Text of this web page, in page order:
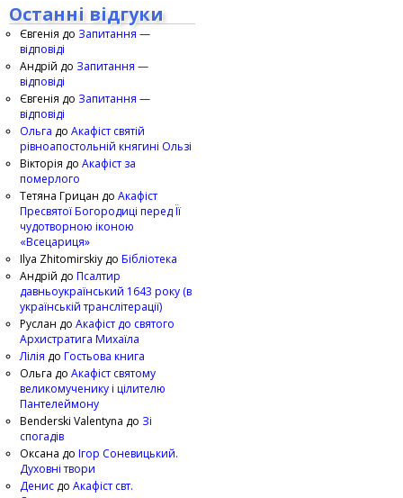
Останні відгуки
Євгенія до Запитання —
відповіді
Андрій до Запитання —
відповіді
Євгенія до Запитання —
відповіді
Ольга до Акафіст святій
рівноапостольній княгині Ользі
Вікторія до Акафіст за
померлого
Тетяна Грицан до Акафіст
Пресвятої Богородиці перед Її
чудотворною іконою
«Всецариця»
Ilya Zhitomirskiy до Бібліотека
Андрій до Псалтир
давньоукраїнський 1643 року (в
українській транслітерації)
Руслан до Акафіст до святого
Архистратига Михаїла
Лілія до Гостьова книга
Ольга до Акафіст святому
великомученику і цілителю
Пантелеймону
Benderski Valentyna до Зі
спогадів
Оксана до Ігор Соневицький.
Духовні твори
Денис до Акафіст свт.